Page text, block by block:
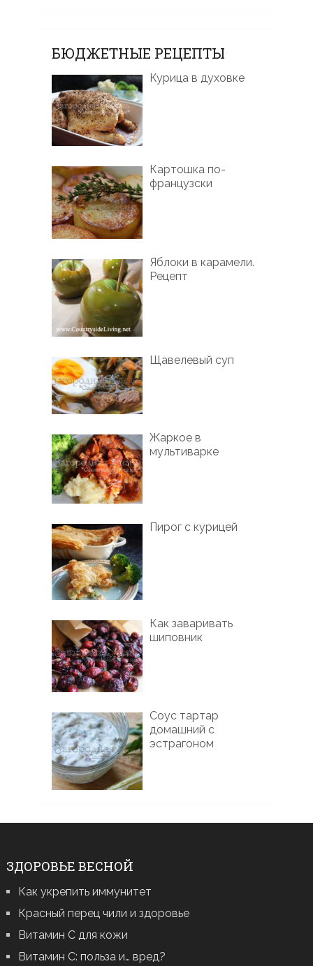
БЮДЖЕТНЫЕ РЕЦЕПТЫ
Курица в духовке
Картошка по-
французски
Яблоки в карамели.
Рецепт
Щавелевый суп
Жаркое в
мультиварке
Пирог с курицей
Как заваривать
шиповник
Соус тартар
домашний с
эстрагоном
ЗДОРОВЬЕ ВЕСНОЙ
Как укрепить иммунитет
Красный перец чили и здоровье
Витамин С для кожи
Витамин С: польза и… вред?